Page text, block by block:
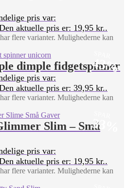
pris var:
aktuelle pris er: 19,95 kr..
flere varianter. Mulighederne kan
43%
dimple fidgetspinner
pris var:
aktuelle pris er: 39,95 kr..
flere varianter. Mulighederne kan
33%
Slim – Små
pris var:
aktuelle pris er: 19,95 kr..
flere varianter. Mulighederne kan